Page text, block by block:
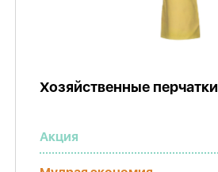
Хозяйственные перчатки
Акция